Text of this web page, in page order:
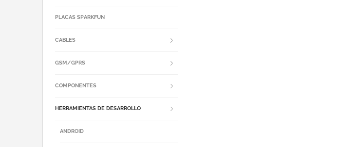
PLACAS SPARKFUN
CABLES
GSM/GPRS
COMPONENTES
HERRAMIENTAS DE DESARROLLO
ANDROID